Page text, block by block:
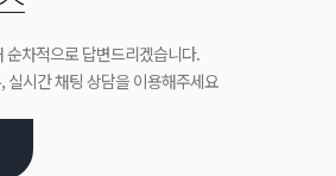
순차적으로 답변드리겠습니다.
실시간 채팅 상담을 이용해주세요